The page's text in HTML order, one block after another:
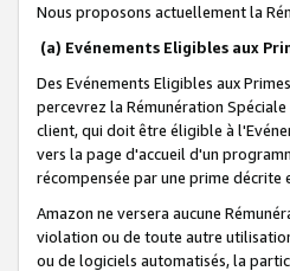
Nous proposons actuellement la
(a) Evénements Eligibles aux
Des Evénements Eligibles aux
percevrez la Rémunération
client, qui doit être éligible à
vers la page d'accueil d'un
récompensée par une prime décrite
Amazon ne versera aucune
violation ou de toute autre
ou de logiciels automatisés, la